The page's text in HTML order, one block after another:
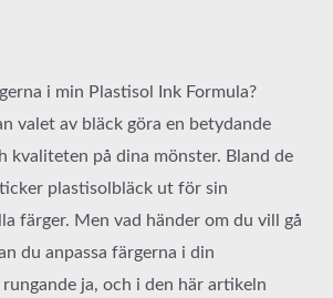
i min Plastisol Ink Formula?
valet av bläck göra en betydande
kvaliteten på dina mönster. Bland de
plastisolbläck ut för sin
färger. Men vad händer om du vill gå
du anpassa färgerna i din
ja, och i den här artikeln